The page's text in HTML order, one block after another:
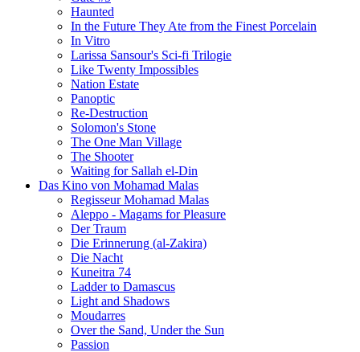
Haunted
In the Future They Ate from the Finest Porcelain
In Vitro
Larissa Sansour's Sci-fi Trilogie
Like Twenty Impossibles
Nation Estate
Panoptic
Re-Destruction
Solomon's Stone
The One Man Village
The Shooter
Waiting for Sallah el-Din
Das Kino von Mohamad Malas
Regisseur Mohamad Malas
Aleppo - Magams for Pleasure
Der Traum
Die Erinnerung (al-Zakira)
Die Nacht
Kuneitra 74
Ladder to Damascus
Light and Shadows
Moudarres
Over the Sand, Under the Sun
Passion